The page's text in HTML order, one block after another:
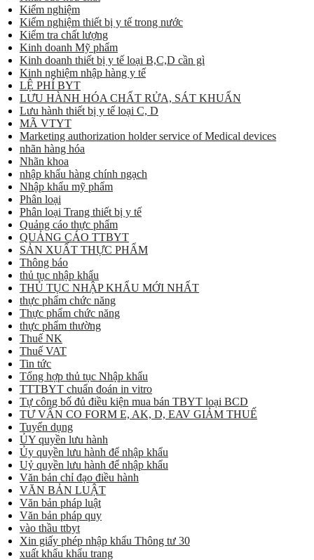
Kiểm nghiệm
Kiểm nghiệm thiết bị y tế trong nước
Kiểm tra chất lượng
Kinh doanh Mỹ phẩm
Kinh doanh thiết bị y tế loại B,C,D cần gì
Kinh nghiệm nhập hàng y tế
LỆ PHÍ BYT
LƯU HÀNH HÓA CHẤT RỬA, SÁT KHUẨN
Lưu hành thiết bị y tế loại C, D
MÃ VTYT
Marketing authorization holder service of Medical devices
nhãn hàng hóa
Nhãn khoa
nhập khẩu hàng chính ngạch
Nhập khẩu mỹ phẩm
Phân loại
Phân loại Trang thiết bị y tế
Quảng cáo thực phẩm
QUẢNG CÁO TTBYT
SẢN XUẤT THỰC PHẨM
Thông báo
thủ tục nhập khẩu
THỦ TỤC NHẬP KHẨU MỚI NHẤT
thực phẩm chức năng
Thực phẩm chức năng
thực phẩm thường
Thuế NK
Thuế VAT
Tin tức
Tổng hợp thủ tục Nhập khẩu
TTTBYT chuẩn đoán in vitro
Tự công bố đủ điều kiện mua bán TBYT loại BCD
TƯ VẤN CO FORM E, AK, D, EAV GIẢM THUẾ
Tuyển dụng
ỦY quyền lưu hành
Ủy quyền lưu hành để nhập khẩu
Uỷ quyền lưu hành để nhập khẩu
Văn bản chỉ đạo điều hành
VĂN BẢN LUẬT
Văn bản pháp luật
Văn bản pháp quy
vào thầu ttbyt
Xin giấy phép nhập khẩu Thông tư 30
xuất khẩu khẩu trang